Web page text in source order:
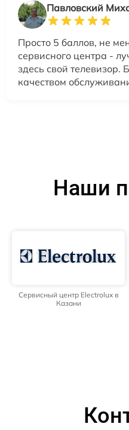
Павловский
Просто 5 баллов, не
сервисного центра -
здесь свой телевизор.
качеством
Наши
Сервисный центр Electrolux в
Казани